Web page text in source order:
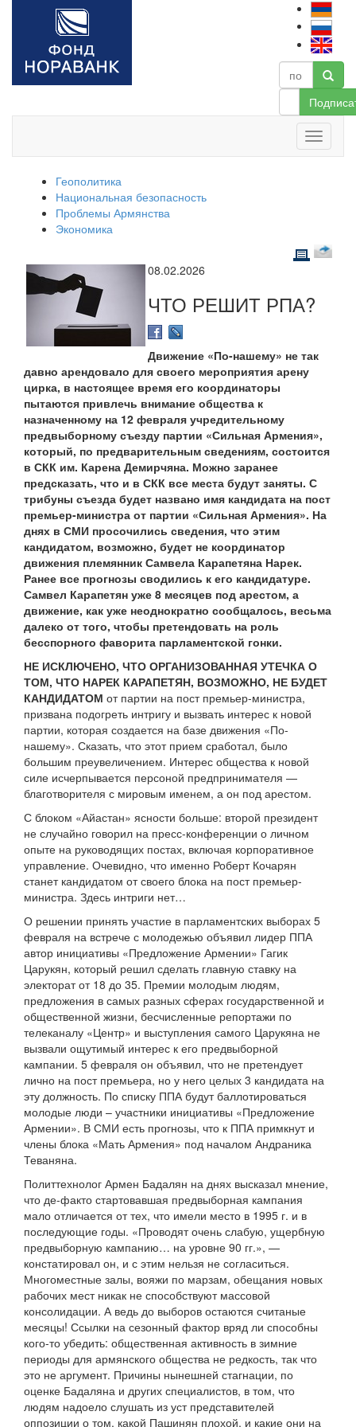
Геополитика
Национальная безопасность
Проблемы Армянства
Экономика
08.02.2026
ЧТО РЕШИТ РПА?
Движение «По-нашему» не так
давно арендовало для своего мероприятия арену
цирка, в настоящее время его координаторы
пытаются привлечь внимание общества к
назначенному на 12 февраля учредительному
предвыборному съезду партии «Сильная Армения»,
который, по предварительным сведениям, состоится
в СКК им. Карена Демирчяна. Можно заранее
предсказать, что и в СКК все места будут заняты. С
трибуны съезда будет названо имя кандидата на пост
премьер-министра от партии «Сильная Армения». На
днях в СМИ просочились сведения, что этим
кандидатом, возможно, будет не координатор
движения племянник Самвела Карапетяна Нарек.
Ранее все прогнозы сводились к его кандидатуре.
Самвел Карапетян уже 8 месяцев под арестом, а
движение, как уже неоднократно сообщалось, весьма
далеко от того, чтобы претендовать на роль
бесспорного фаворита парламентской гонки.
НЕ ИСКЛЮЧЕНО, ЧТО ОРГАНИЗОВАННАЯ УТЕЧКА О
ТОМ, ЧТО НАРЕК КАРАПЕТЯН, ВОЗМОЖНО, НЕ БУДЕТ
КАНДИДАТОМ от партии на пост премьер-министра,
призвана подогреть интригу и вызвать интерес к новой
партии, которая создается на базе движения «По-
нашему». Сказать, что этот прием сработал, было
большим преувеличением. Интерес общества к новой
силе исчерпывается персоной предпринимателя —
благотворителя с мировым именем, а он под арестом.
С блоком «Айастан» ясности больше: второй президент
не случайно говорил на пресс-конференции о личном
опыте на руководящих постах, включая корпоративное
управление. Очевидно, что именно Роберт Кочарян
станет кандидатом от своего блока на пост премьер-
министра. Здесь интриги нет…
О решении принять участие в парламентских выборах 5
февраля на встрече с молодежью объявил лидер ППА
автор инициативы «Предложение Армении» Гагик
Царукян, который решил сделать главную ставку на
электорат от 18 до 35. Премии молодым людям,
предложения в самых разных сферах государственной и
общественной жизни, бесчисленные репортажи по
телеканалу «Центр» и выступления самого Царукяна не
вызвали ощутимый интерес к его предвыборной
кампании. 5 февраля он объявил, что не претендует
лично на пост премьера, но у него целых 3 кандидата на
эту должность. По списку ППА будут баллотироваться
молодые люди – участники инициативы «Предложение
Армении». В СМИ есть прогнозы, что к ППА примкнут и
члены блока «Мать Армения» под началом Андраника
Теваняна.
Политтехнолог Армен Бадалян на днях высказал мнение,
что де-факто стартовавшая предвыборная кампания
мало отличается от тех, что имели место в 1995 г. и в
последующие годы. «Проводят очень слабую, ущербную
предвыборную кампанию… на уровне 90 гг.», —
констатировал он, и с этим нельзя не согласиться.
Многоместные залы, вояжи по марзам, обещания новых
рабочих мест никак не способствуют массовой
консолидации. А ведь до выборов остаются считаные
месяцы! Ссылки на сезонный фактор вряд ли способны
кого-то убедить: общественная активность в зимние
периоды для армянского общества не редкость, так что
это не аргумент. Причины нынешней стагнации, по
оценке Бадаляна и других специалистов, в том, что
людям надоело слушать из уст представителей
оппозиции о том, какой Пашинян плохой, и какие они на